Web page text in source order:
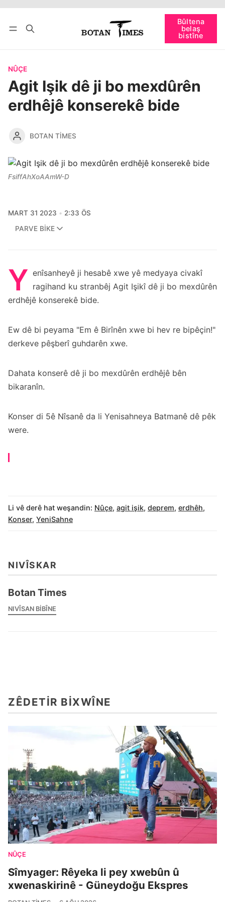
Bûltena
belaş
bistîne
bişopîne
NÛÇE
Agit Işik dê ji bo mexdûrên
erdhêjê konserekê bide
BOTAN TIMES
FsiffAhXoAAmW-D
MART 31 2023
2:33 ÖS
PARVE BIKE
Y enîsanheyê ji hesabê xwe yê medyaya civakî
ragihand ku stranbêj Agit Işikî dê ji bo mexdûrên
erdhêjê konserekê bide.
Ew dê bi peyama "Em ê Birînên xwe bi hev re bipêçin!"
derkeve pêşberî guhdarên xwe.
Dahata konserê dê ji bo mexdûrên erdhêjê bên
bikaranîn.
Konser di 5ê Nîsanê da li Yenisahneya Batmanê dê pêk
were.
Li vê derê hat weşandin: Nûçe, agit işik, deprem, erdhêh,
Konser, YeniSahne
NIVÎSKAR
Botan Times
NIVÎSAN BIBÎNE
ZÊDETIR BIXWÎNE
NÛÇE
Sîmyager: Rêyeka li pey xwebûn û
xwenaskirinê - Güneydoğu Ekspres